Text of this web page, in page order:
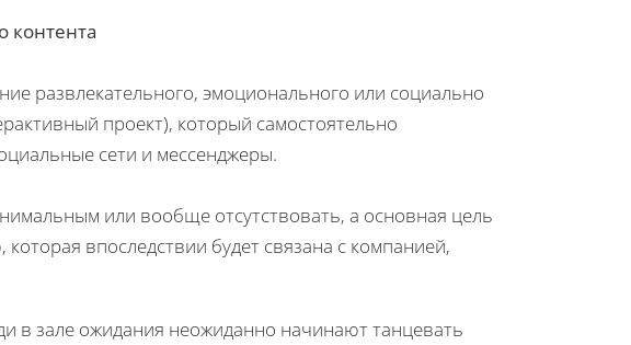
контента
развлекательного, эмоционального или социально
проект), который самостоятельно
сети и мессенджеры.
или вообще отсутствовать, а основная цель
впоследствии будет связана с компанией,
в зале ожидания неожиданно начинают танцевать